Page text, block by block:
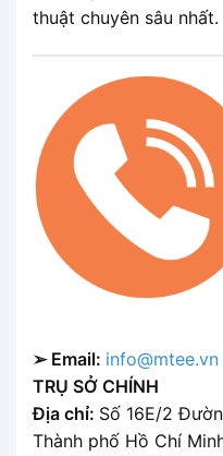
thuật chuyên sâu nhất.
➢ Email: info@mtee.vn
TRỤ SỞ CHÍNH
Địa chỉ: Số 16E/2
Thành phố Hồ Chí